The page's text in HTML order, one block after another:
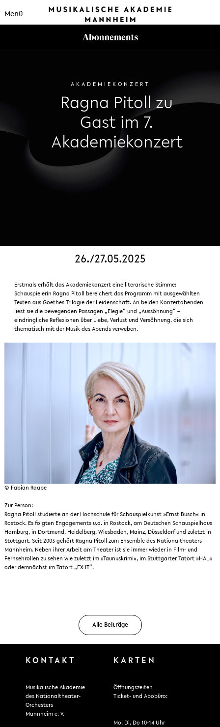
Menü
AKADEMIEKONZERT
Ragna Pitoll zu
Gast im 7.
Akademiekonzert
26./27.05.2025
Erstmals erhält das Akademiekonzert eine literarische Stimme:
Schauspielerin Ragna Pitoll bereichert das Programm mit ausgewählten
Texten aus Goethes Trilogie der Leidenschaft. An beiden Konzertabenden
liest sie die bewegenden Passagen „Elegie“ und „Aussöhnung“ –
eindringliche Reflexionen über Liebe, Verlust und Versöhnung, die sich
thematisch mit der Musik des Abends verweben.
© Fabian Raabe
Zur Person:
Ragna Pitoll studierte an der Hochschule für Schauspielkunst »Ernst Busch« in
Rostock. Es folgten Engagements u.a. in Rostock, am Deutschen Schauspielhaus
Hamburg, in Dortmund, Heidelberg, Wiesbaden, Mainz, Düsseldorf und zuletzt in
Stuttgart. Seit 2003 gehört Ragna Pitoll zum Ensemble des Nationaltheaters
Mannheim. Neben ihrer Arbeit am Theater ist sie immer wieder in Film- und
Fernsehrollen zu sehen wie zuletzt im »Taunuskrimi«, im Stuttgarter Tatort »HAL«
oder demnächst im Tatort „EX IT“.
Alle Beiträge
KONTAKT
Musikalische Akademie
des Nationaltheater-
Orchesters
Mannheim e. V.
KARTEN
Öffnungszeiten
Ticket- und Abobüro:
Mo, Di, Do 10-14 Uhr